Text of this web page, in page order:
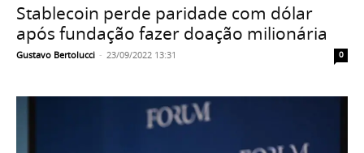
Stablecoin perde paridade com dólar
após fundação fazer doação milionária
Gustavo Bertolucci - 23/09/2022 13:31 0